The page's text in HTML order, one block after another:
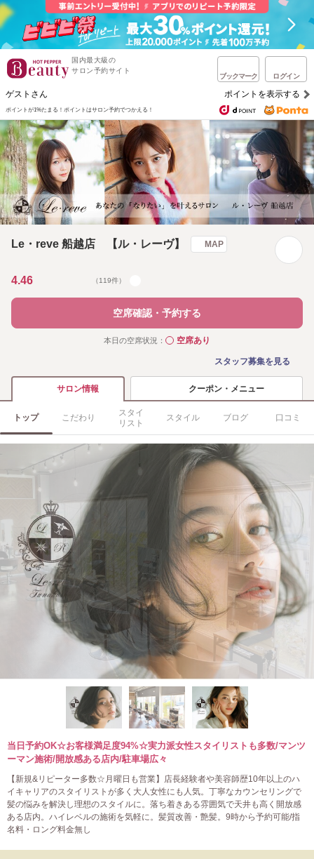
国内最大級の
サロン予約サイト
ブックマーク ログイン
ゲストさん ポイントを表示する
ポイントが1%たまる！ ポイントはサロン予約でつかえる！
Le・reve 船越店 【ル・レーヴ】 MAP
4.46 （119件）
空席確認・予約する
本日の空席状況： ◯空席あり
スタッフ募集を見る
サロン情報 クーポン・メニュー
トップ こだわり
スタイ
リスト
スタイル ブログ 口コミ
当日予約OK☆お客様満足度94%☆実力派女性スタイリストも多数/マンツ
ーマン施術/開放感ある店内/駐車場広々
【新規&リピーター多数☆月曜日も営業】店長経験者や美容師歴10年以上のハ
イキャリアのスタイリストが多く大人女性にも人気。丁寧なカウンセリングで
髪の悩みを解決し理想のスタイルに。落ち着きある雰囲気で天井も高く開放感
ある店内。ハイレベルの施術を気軽に。髪質改善・艶髪。9時から予約可能/指
名料・ロング料金無し